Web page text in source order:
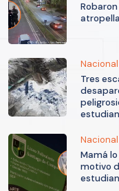
Nacional
Tres
Nacional
Mamá
motivo